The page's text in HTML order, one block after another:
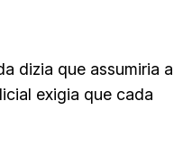
dizia que assumiria a
exigia que cada